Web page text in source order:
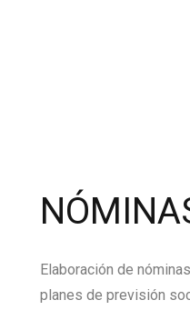
Elaboración de
planes de previsión